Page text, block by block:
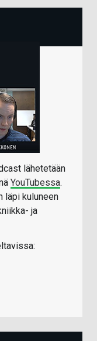
lähetetään
YouTubessa.
läpi kuluneen
ja